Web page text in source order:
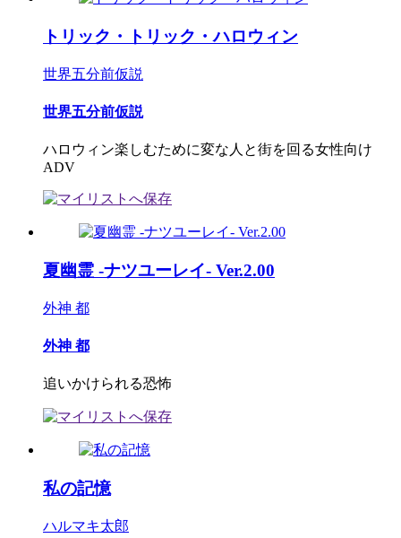
トリック・トリック・ハロウィン
世界五分前仮説
世界五分前仮説
ハロウィン楽しむために変な人と街を回る女性向け
ADV
夏幽霊 -ナツユーレイ- Ver.2.00
外神 都
外神 都
追いかけられる恐怖
私の記憶
ハルマキ太郎